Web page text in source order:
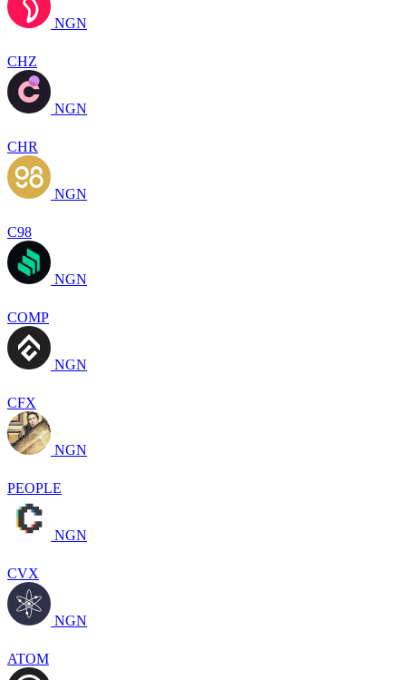
NGN
CHZ
NGN
CHR
NGN
C98
NGN
COMP
NGN
CFX
NGN
PEOPLE
NGN
CVX
NGN
ATOM